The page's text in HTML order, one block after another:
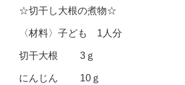
☆切干し大根の煮物☆
〈材料〉子ども 1人分
切干大根 3ｇ
にんじん 10ｇ